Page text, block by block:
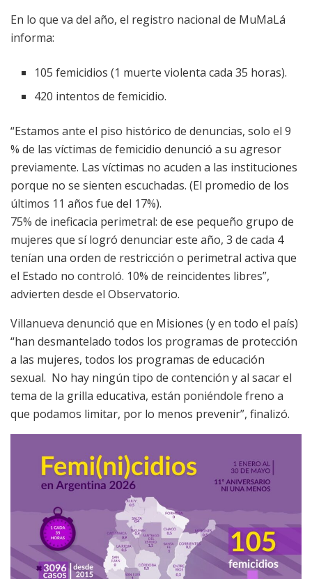
En lo que va del año, el registro nacional de MuMaLá
informa:
105 femicidios (1 muerte violenta cada 35 horas).
420 intentos de femicidio.
“Estamos ante el piso histórico de denuncias, solo el 9
% de las víctimas de femicidio denunció a su agresor
previamente. Las víctimas no acuden a las instituciones
porque no se sienten escuchadas. (El promedio de los
últimos 11 años fue del 17%).
75% de ineficacia perimetral: de ese pequeño grupo de
mujeres que sí logró denunciar este año, 3 de cada 4
tenían una orden de restricción o perimetral activa que
el Estado no controló. 10% de reincidentes libres”,
advierten desde el Observatorio.
Villanueva denunció que en Misiones (y en todo el país)
“han desmantelado todos los programas de protección
a las mujeres, todos los programas de educación
sexual. No hay ningún tipo de contención y al sacar el
tema de la grilla educativa, están poniéndole freno a
que podamos limitar, por lo menos prevenir”, finalizó.